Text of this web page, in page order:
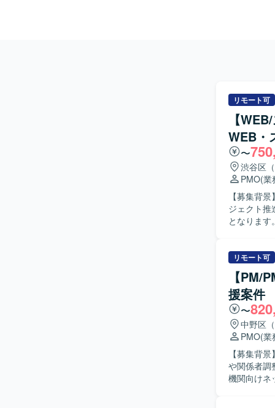
リモート可
【
WEB・
〜
渋谷区
PMO(業
【募集背
ジェクト推
となります。 【作業内容】 WEBおよびスマホアプリ開発プロジェクトにて、
して頂き
成など、ドキュ
に行き、
ます。 複
ント作成に積極
なWEBお
わること
のスキルを高めること
システム
す。
リモート可
【PM/
援案件
〜
中野区
PMO(業
【募集背
や関係者調整
機関向けネ